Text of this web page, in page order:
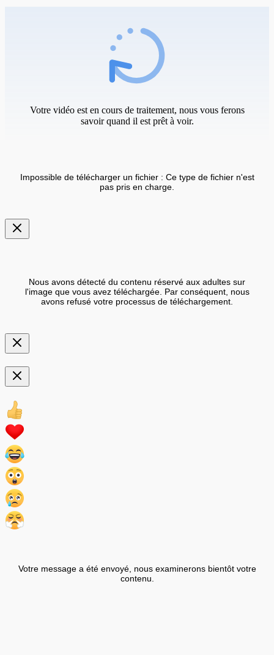
Votre vidéo est en cours de traitement, nous vous ferons
savoir quand il est prêt à voir.
Impossible de télécharger un fichier : Ce type de fichier n'est
pas pris en charge.
Nous avons détecté du contenu réservé aux adultes sur
l'image que vous avez téléchargée. Par conséquent, nous
avons refusé votre processus de téléchargement.
Votre message a été envoyé, nous examinerons bientôt votre
contenu.